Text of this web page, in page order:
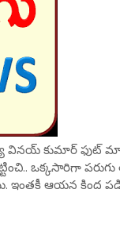
కుమార్ ఫుట్
ఒక్కసారిగా
ఆయన కింద